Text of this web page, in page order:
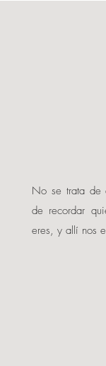
No se trata de
de recordar
eres, y allí nos